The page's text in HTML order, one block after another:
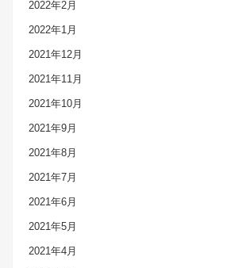
2022年2月
2022年1月
2021年12月
2021年11月
2021年10月
2021年9月
2021年8月
2021年7月
2021年6月
2021年5月
2021年4月